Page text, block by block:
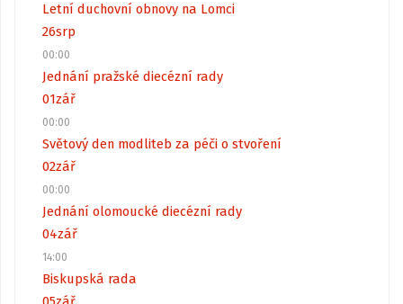
Letní duchovní obnovy na Lomci
26srp
00:00
Jednání pražské diecézní rady
01zář
00:00
Světový den modliteb za péči o stvoření
02zář
00:00
Jednání olomoucké diecézní rady
04zář
14:00
Biskupská rada